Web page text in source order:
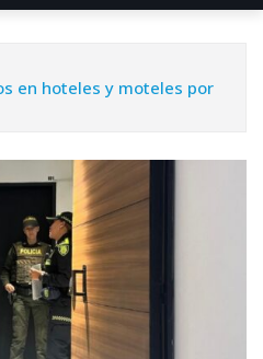
en hoteles y moteles por